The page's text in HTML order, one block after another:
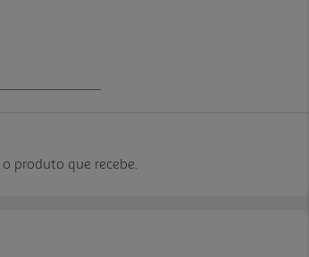
produto que recebe.